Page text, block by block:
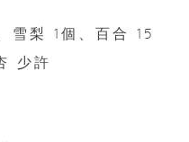
雪梨 1個、百合 15
少許